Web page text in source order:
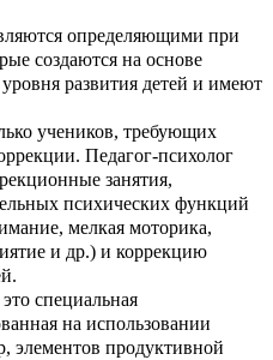
определяющими при
создаются на основе
развития детей и имеют
учеников, требующих
Педагог-психолог
занятия,
психических функций
мелкая моторика,
и др.) и коррекцию
специальная
на использовании
элементов продуктивной